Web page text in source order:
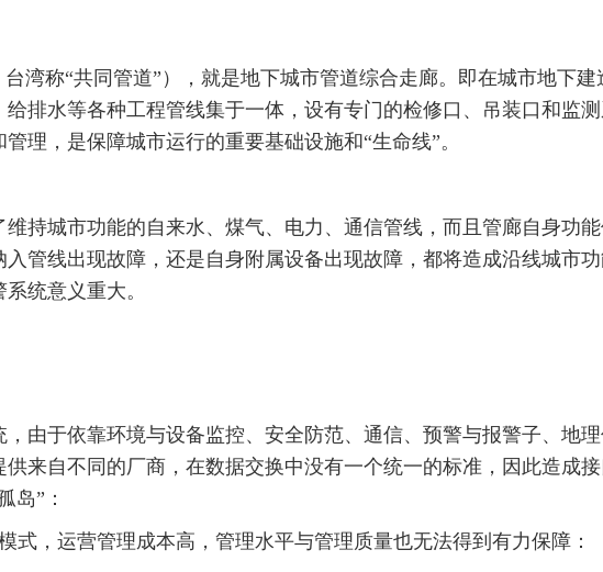
湾称“共同管道”），就是地下城市管道综合走廊。即在城市地下建
排水等各种工程管线集于一体，设有专门的检修口、吊装口和监
理，是保障城市运行的重要基础设施和“生命线”。
持城市功能的自来水、煤气、电力、通信管线，而且管廊自身功
管线出现故障，还是自身附属设备出现故障，都将造成沿线城市
统意义重大。
由于依靠环境与设备监控、安全防范、通信、预警与报警子、地
来自不同的厂商，在数据交换中没有一个统一的标准，因此造成
岛”：
式，运营管理成本高，管理水平与管理质量也无法得到有力保障：